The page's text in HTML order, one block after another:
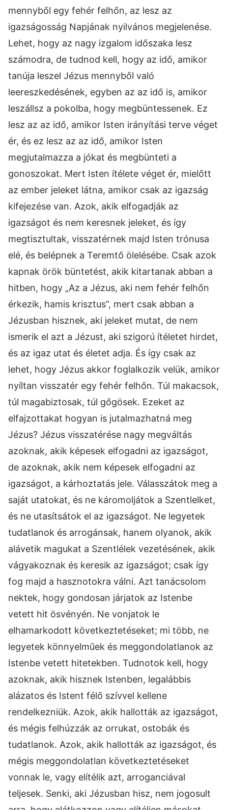
mennyből egy fehér felhőn, az lesz az
igazságosság Napjának nyilvános megjelenése.
Lehet, hogy az nagy izgalom időszaka lesz
számodra, de tudnod kell, hogy az idő, amikor
tanúja leszel Jézus mennyből való
leereszkedésének, egyben az az idő is, amikor
leszállsz a pokolba, hogy megbüntessenek. Ez
lesz az az idő, amikor Isten irányítási terve véget
ér, és ez lesz az az idő, amikor Isten
megjutalmazza a jókat és megbünteti a
gonoszokat. Mert Isten ítélete véget ér, mielőtt
az ember jeleket látna, amikor csak az igazság
kifejezése van. Azok, akik elfogadják az
igazságot és nem keresnek jeleket, és így
megtisztultak, visszatérnek majd Isten trónusa
elé, és belépnek a Teremtő ölelésébe. Csak azok
kapnak örök büntetést, akik kitartanak abban a
hitben, hogy „Az a Jézus, aki nem fehér felhőn
érkezik, hamis krisztus”, mert csak abban a
Jézusban hisznek, aki jeleket mutat, de nem
ismerik el azt a Jézust, aki szigorú ítéletet hirdet,
és az igaz utat és életet adja. És így csak az
lehet, hogy Jézus akkor foglalkozik velük, amikor
nyíltan visszatér egy fehér felhőn. Túl makacsok,
túl magabiztosak, túl gőgösek. Ezeket az
elfajzottakat hogyan is jutalmazhatná meg
Jézus? Jézus visszatérése nagy megváltás
azoknak, akik képesek elfogadni az igazságot,
de azoknak, akik nem képesek elfogadni az
igazságot, a kárhoztatás jele. Válasszátok meg a
saját utatokat, és ne káromoljátok a Szentlelket,
és ne utasítsátok el az igazságot. Ne legyetek
tudatlanok és arrogánsak, hanem olyanok, akik
alávetik magukat a Szentlélek vezetésének, akik
vágyakoznak és keresik az igazságot; csak így
fog majd a hasznotokra válni. Azt tanácsolom
nektek, hogy gondosan járjatok az Istenbe
vetett hit ösvényén. Ne vonjatok le
elhamarkodott következtetéseket; mi több, ne
legyetek könnyelműek és meggondolatlanok az
Istenbe vetett hitetekben. Tudnotok kell, hogy
azoknak, akik hisznek Istenben, legalábbis
alázatos és Istent félő szívvel kellene
rendelkezniük. Azok, akik hallották az igazságot,
és mégis felhúzzák az orrukat, ostobák és
tudatlanok. Azok, akik hallották az igazságot, és
mégis meggondolatlan következtetéseket
vonnak le, vagy elítélik azt, arroganciával
teljesek. Senki, aki Jézusban hisz, nem jogosult